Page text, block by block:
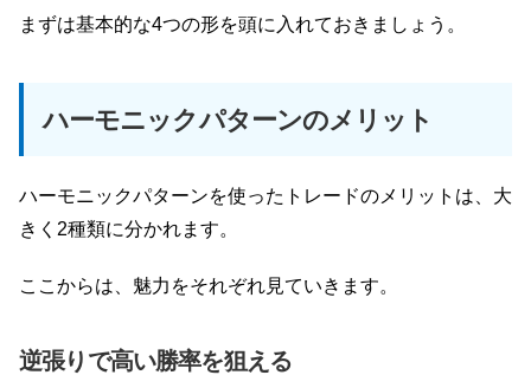
まずは基本的な4つの形を頭に入れておきましょう。
ハーモニックパターンのメリット
ハーモニックパターンを使ったトレードのメリットは、大
きく2種類に分かれます。
ここからは、魅力をそれぞれ見ていきます。
逆張りで高い勝率を狙える